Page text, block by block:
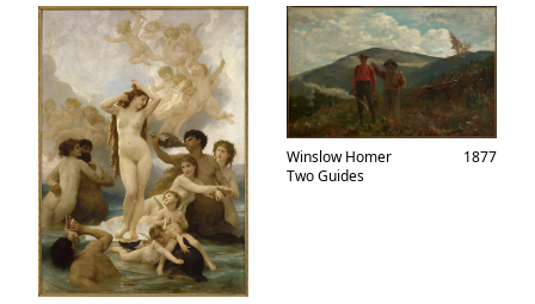
Winslow Homer
Two Guides
1877